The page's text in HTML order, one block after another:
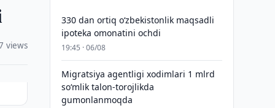
views
330 dan ortiq o‘zbekistonlik maqsadli
ipoteka omonatini ochdi
19:45 · 06/08
Migratsiya agentligi xodimlari 1 mlrd
so‘mlik talon-torojlikda
gumonlanmoqda